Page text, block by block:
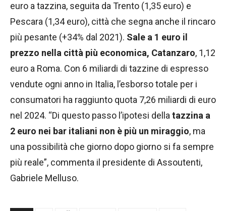
euro a tazzina, seguita da Trento (1,35 euro) e
Pescara (1,34 euro), città che segna anche il rincaro
più pesante (+34% dal 2021). Sale a 1 euro il
prezzo nella città più economica, Catanzaro, 1,12
euro a Roma. Con 6 miliardi di tazzine di espresso
vendute ogni anno in Italia, l’esborso totale per i
consumatori ha raggiunto quota 7,26 miliardi di euro
nel 2024. “Di questo passo l’ipotesi dellatazzina a
2 euro nei bar italiani non è più un miraggio, ma
una possibilità che giorno dopo giorno si fa sempre
più reale”, commenta il presidente di Assoutenti,
Gabriele Melluso.